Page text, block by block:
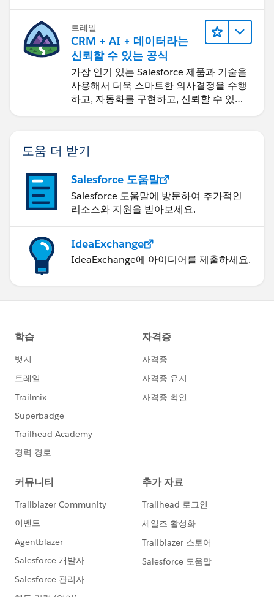
트레일
CRM + AI + 데이터라는
신뢰할 수 있는 공식
가장 인기 있는 Salesforce 제품과 기술을
사용해서 더욱 스마트한 의사결정을 수행
하고, 자동화를 구현하고, 신뢰할 수 있는
AI를 구축하세요.
도움 더 받기
Salesforce 도움말
Salesforce 도움말에 방문하여 추가적인
리소스와 지원을 받아보세요.
IdeaExchange
IdeaExchange에 아이디어를 제출하세요.